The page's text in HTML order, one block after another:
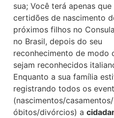
sua; Você terá apenas
certidões de nascimento
próximos filhos no
no Brasil, depois do seu
reconhecimento de modo
sejam reconhecidos
Enquanto a sua família
registrando todos os
(nascimentos/casamentos/
óbitos/divórcios) a